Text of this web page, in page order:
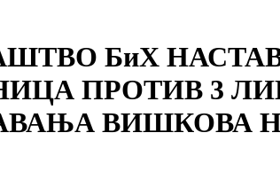
БиХ
ПРОТИВ 3
ВИШКОВА